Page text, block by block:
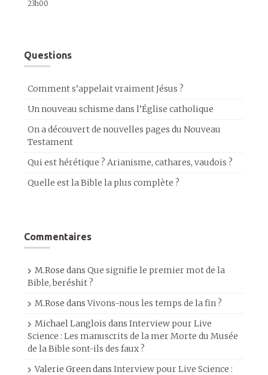
23h00
Questions
Comment s’appelait vraiment Jésus ?
Un nouveau schisme dans l’Église catholique
On a découvert de nouvelles pages du Nouveau
Testament
Qui est hérétique ? Arianisme, cathares, vaudois ?
Quelle est la Bible la plus complète ?
Commentaires
M.Rose dans Que signifie le premier mot de la
Bible, beréshit ?
M.Rose dansVivons-nous les temps de la fin ?
Michael Langlois dans Interview pour Live
Science : Les manuscrits de la mer Morte du Musée
de la Bible sont-ils des faux ?
Valerie Greendans Interview pour Live Science :